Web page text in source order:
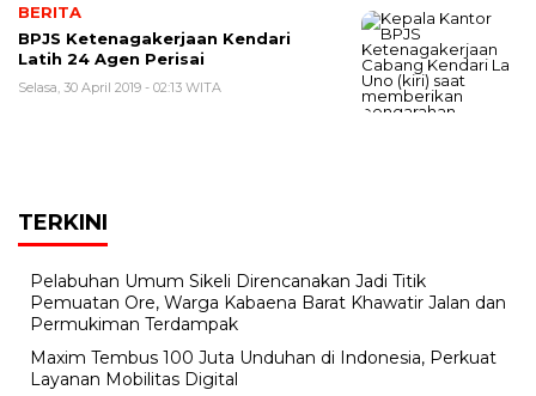
BERITA
BPJS Ketenagakerjaan Kendari
Latih 24 Agen Perisai
Selasa, 30 April 2019 - 02:13 WITA
TERKINI
Pelabuhan Umum Sikeli Direncanakan Jadi Titik
Pemuatan Ore, Warga Kabaena Barat Khawatir Jalan dan
Permukiman Terdampak
Maxim Tembus 100 Juta Unduhan di Indonesia, Perkuat
Layanan Mobilitas Digital